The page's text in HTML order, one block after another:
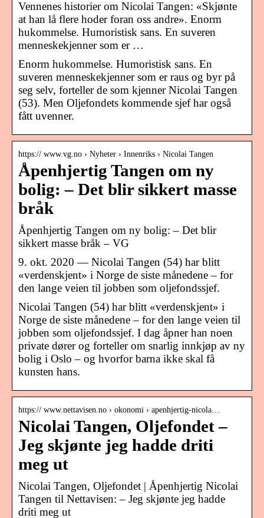
Vennenes historier om Nicolai Tangen: «Skjønte
at han lå flere hoder foran oss andre». Enorm
hukommelse. Humoristisk sans. En suveren
menneskekjenner som er …
Enorm hukommelse. Humoristisk sans. En
suveren menneskekjenner som er raus og byr på
seg selv, forteller de som kjenner Nicolai Tangen
(53). Men Oljefondets kommende sjef har også
fått uvenner.
https:// www.vg.no › Nyheter › Innenriks › Nicolai Tangen
Åpenhjertig Tangen om ny
bolig: – Det blir sikkert masse
bråk
Åpenhjertig Tangen om ny bolig: – Det blir
sikkert masse bråk – VG
9. okt. 2020 — Nicolai Tangen (54) har blitt
«verdenskjent» i Norge de siste månedene – for
den lange veien til jobben som oljefondssjef.
Nicolai Tangen (54) har blitt «verdenskjent» i
Norge de siste månedene – for den lange veien til
jobben som oljefondssjef. I dag åpner han noen
private dører og forteller om snarlig innkjøp av ny
bolig i Oslo – og hvorfor barna ikke skal få
kunsten hans.
https:// www.nettavisen.no › okonomi › apenhjertig-nicola…
Nicolai Tangen, Oljefondet –
Jeg skjønte jeg hadde driti
meg ut
Nicolai Tangen, Oljefondet | Åpenhjertig Nicolai
Tangen til Nettavisen: – Jeg skjønte jeg hadde
driti meg ut